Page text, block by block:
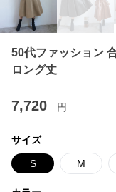
50代ファッション
ロング丈
7,720 円
サイズ
S M